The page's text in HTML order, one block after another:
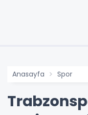
Anasayfa Spor